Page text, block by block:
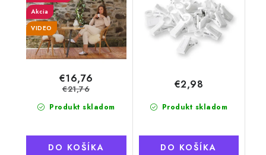
Akcia
VIDEO
Produkt skladom
€16,76
€21,76
DO KOŠÍKA
Produkt skladom
€2,98
DO KOŠÍKA